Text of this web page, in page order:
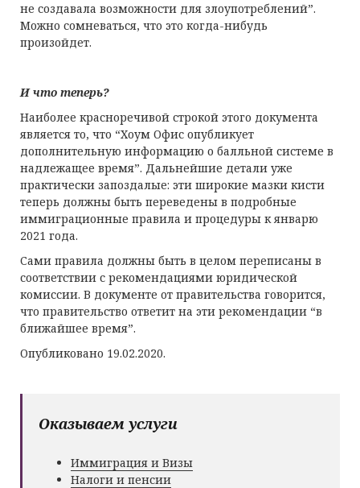
не создавала возможности для злоупотреблений”.
Можно сомневаться, что это когда-нибудь
произойдет.
И что теперь?
Наиболее красноречивой строкой этого документа
является то, что “Хоум Офис опубликует
дополнительную информацию о балльной системе в
надлежащее время”. Дальнейшие детали уже
практически запоздалые: эти широкие мазки кисти
теперь должны быть переведены в подробные
иммиграционные правила и процедуры к январю
2021 года.
Сами правила должны быть в целом переписаны в
соответствии с рекомендациями юридической
комиссии. В документе от правительства говорится,
что правительство ответит на эти рекомендации “в
ближайшее время”.
Опубликовано 19.02.2020.
Оказываем услуги
Иммиграция и Визы
Налоги и пенсии